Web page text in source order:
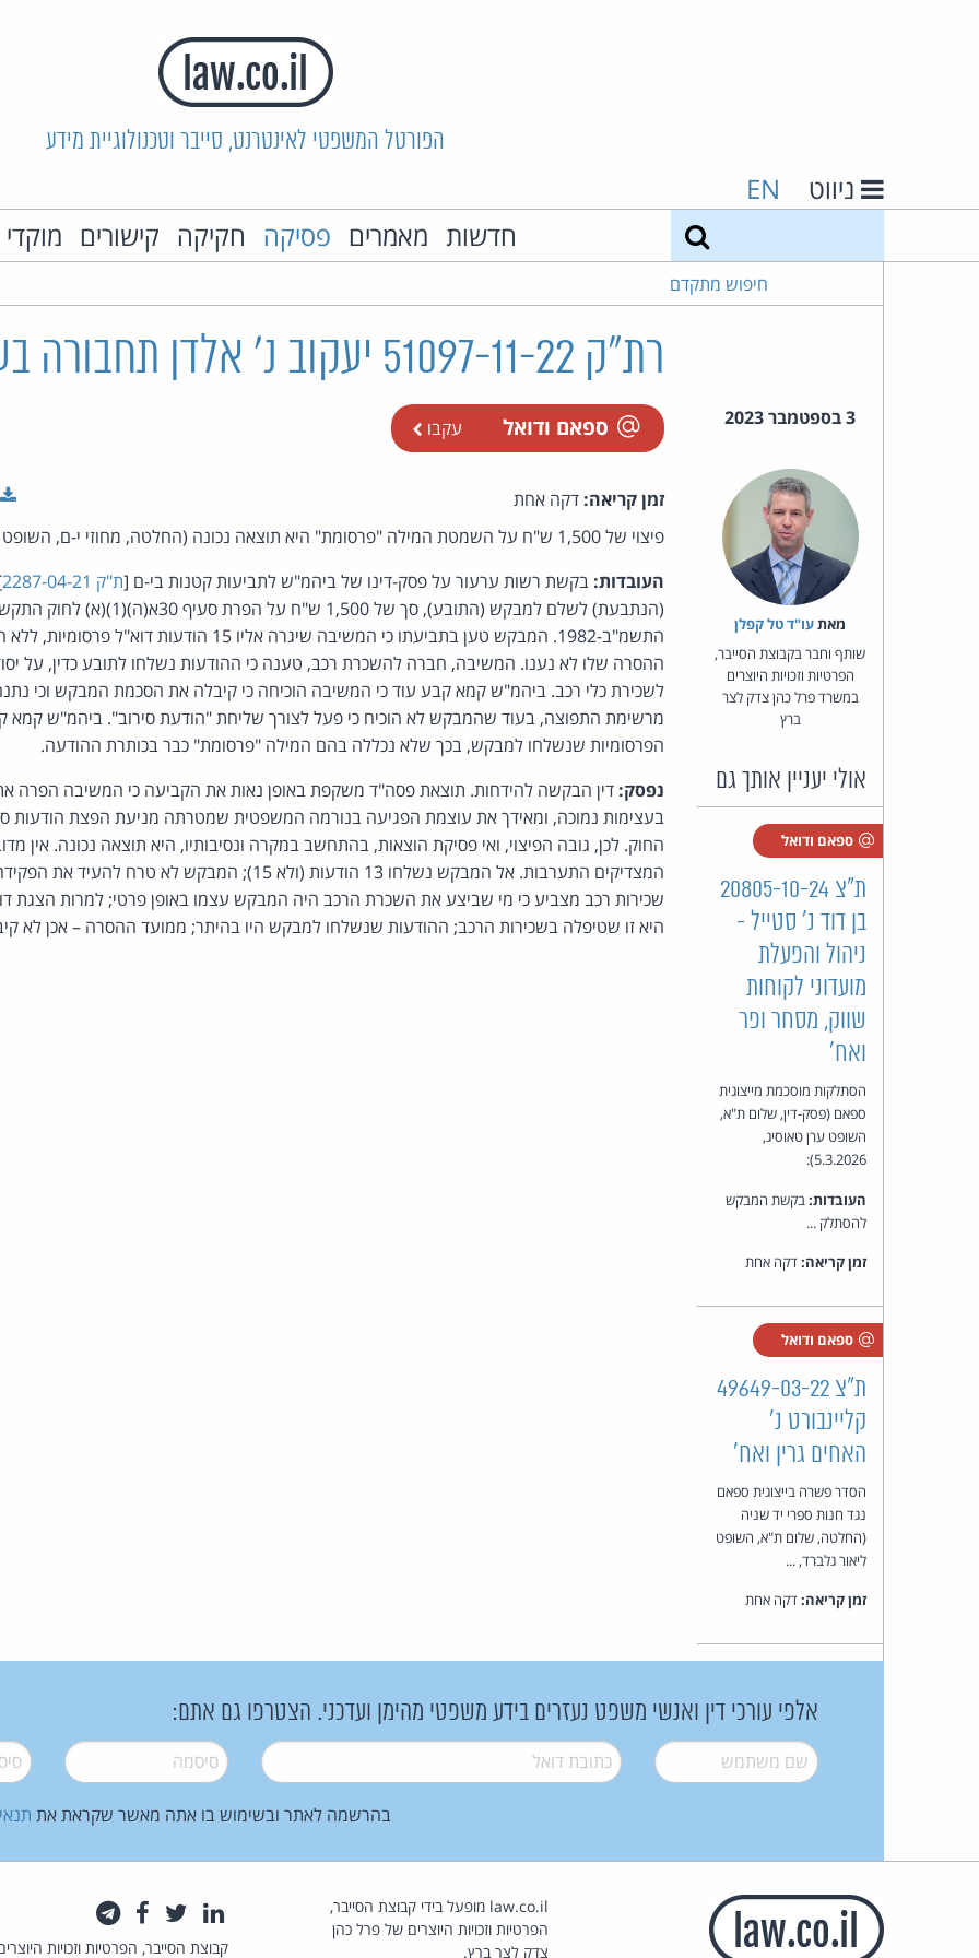
הפורטל המשפטי לאינטרנט, סייבר וטכנולוגיית מידע
ניווט EN
חדשות מאמרים פסיקה חקיקה קישורים
חיפוש מתקדם
רת"ק 51097-11-22 יעקוב נ' אלדן תחבורה בע"מ
3 בספטמבר 2023 ספאם ודואל עקבו
מאת‏עו"ד טל קפלן
שותף וחבר בקבוצת הסייבר,
הפרטיות וזכויות היוצרים
במשרד פרל כהן צדק לצר
ברץ
אולי יעניין אותך גם
ספאם ודואל
ת"צ 20805-10-24
בן דוד נ' סטייל -
ניהול והפעלת
מועדוני לקוחות
שווק, מסחר ופר
ואח'
הסתלקות מוסכמת מייצוגית
ספאם (פסק-דין, שלום ת"א,
השופט ערן טאוסיג,
5.3.2026):
העובדות:בקשת המבקש
להסתלק ...
זמן קריאה:דקה אחת
ספאם ודואל
ת"צ 49649-03-22
קליינבורט נ'
האחים גרין ואח'
הסדר פשרה בייצוגית ספאם
נגד חנות ספרי יד שניה
(החלטה, שלום ת"א, השופט
ליאור גלברד, ...
זמן קריאה:דקה אחת
זמן קריאה: דקה אחת
פיצוי של 1,500 ש"ח על השמטת המילה "פרסומת" היא תוצאה נכונה (החלטה, מחוזי י-ם, השופט אביגדור דורות):
העובדות: בקשת רשות ערעור על פסק-דינו של ביהמ"ש לתביעות קטנות בי-ם [ת"ק 2287-04-21
(הנתבעת) לשלם למבקש (התובע), סך של 1,500
התשמ"ב-1982. המבקש טען בתביעתו כי המשיבה שיגרה אליו 15
ההסרה שלו לא נענו. המשיבה, חברה להשכרת רכב, טענה כי ההודעות נשלחו לתובע כדין, על
לשכירת כלי רכב. ביהמ"ש קמא קבע עוד כי המשיבה הוכיחה כי קיבלה את הסכמת המבקש וכי
מרשימת התפוצה, בעוד שהמבקש לא הוכיח כי פעל לצורך שליחת "הודעת סירוב". ביהמ"ש קמא
הפרסומיות שנשלחו למבקש, בכך שלא נכללה בהם המילה "פרסומת" כבר בכותרת ההודעה.
נפסק: דין הבקשה להידחות. תוצאת פסה"ד משקפת באופן נאות את הקביעה כי המשיבה הפרה
בעצימות נמוכה, ומאידך את עוצמת הפגיעה בנורמה המשפטית שמטרתה מניעת הפצת הודעות
החוק. לכן, גובה הפיצוי, ואי פסיקת הוצאות, בהתחשב במקרה ונסיבותיו, היא תוצאה נכונה. אין
המצדיקים התערבות. אל המבקש נשלחו 13 הודעות (ולא 15); המבקש
שכירות רכב מצביע כי מי שביצע את השכרת הרכב היה המבקש עצמו באופן פרטי; למרות הצגת
היא זו שטיפלה בשכירות הרכב; ההודעות שנשלחו למבקש היו בהיתר; ממועד ההסרה – אכן לא
אלפי עורכי דין ואנשי משפט נעזרים בידע משפטי מהימן ועדכני. הצטרפו גם אתם:
שם משתמש* דואל* סיסמה*
בהרשמה לאתר ובשימוש בו אתה מאשר שקראת את
law.co.il מופעל בידי קבוצת הסייבר,
הפרטיות וזכויות היוצרים של פרל כהן
צדק לצר ברץ.
לינקדאין
טוויטרפייסבוק
קבוצת הסייבר, הפרטיות וזכויות